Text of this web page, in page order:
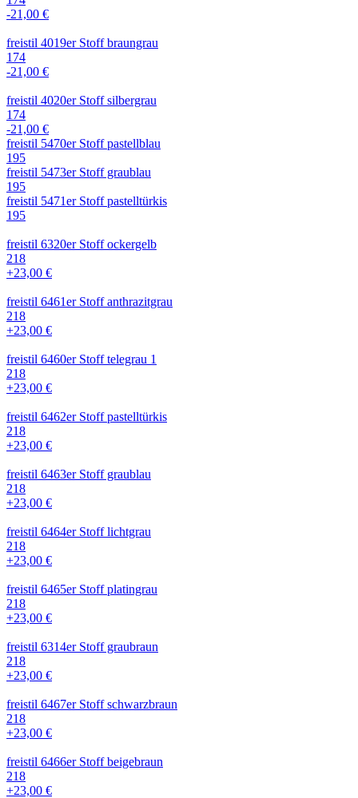
-21,00 €
freistil 4019er Stoff braungrau
174
-21,00 €
freistil 4020er Stoff silbergrau
174
-21,00 €
freistil 5470er Stoff pastellblau
195
freistil 5473er Stoff graublau
195
freistil 5471er Stoff pastelltürkis
195
freistil 6320er Stoff ockergelb
218
+23,00 €
freistil 6461er Stoff anthrazitgrau
218
+23,00 €
freistil 6460er Stoff telegrau 1
218
+23,00 €
freistil 6462er Stoff pastelltürkis
218
+23,00 €
freistil 6463er Stoff graublau
218
+23,00 €
freistil 6464er Stoff lichtgrau
218
+23,00 €
freistil 6465er Stoff platingrau
218
+23,00 €
freistil 6314er Stoff graubraun
218
+23,00 €
freistil 6467er Stoff schwarzbraun
218
+23,00 €
freistil 6466er Stoff beigebraun
218
+23,00 €